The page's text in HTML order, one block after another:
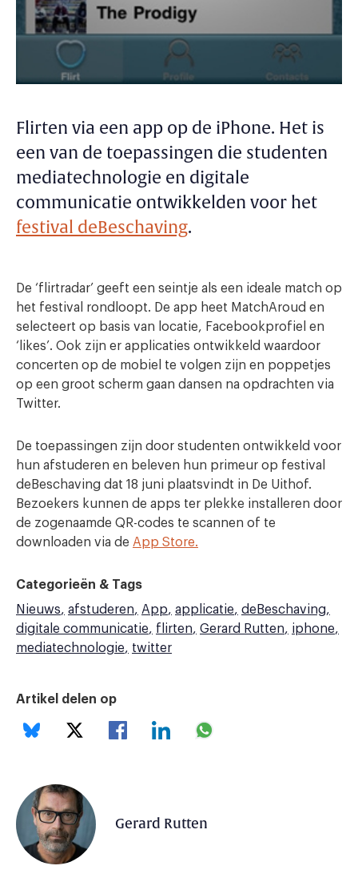
Flirten via een app op de iPhone. Het is
een van de toepassingen die studenten
mediatechnologie en digitale
communicatie ontwikkelden voor het
festival deBeschaving.
De ‘flirtradar’ geeft een seintje als een ideale match op
het festival rondloopt. De app heet MatchAroud en
selecteert op basis van locatie, Facebookprofiel en
‘likes’. Ook zijn er applicaties ontwikkeld waardoor
concerten op de mobiel te volgen zijn en poppetjes
op een groot scherm gaan dansen na opdrachten via
Twitter.
De toepassingen zijn door studenten ontwikkeld voor
hun afstuderen en beleven hun primeur op festival
deBeschaving dat 18 juni plaatsvindt in De Uithof.
Bezoekers kunnen de apps ter plekke installeren door
de zogenaamde QR-codes te scannen of te
downloaden via de App Store.
Categorieën & Tags
Nieuws
afstuderen App applicatie
deBeschaving
digitale communicatie
flirten Gerard Rutten
iphone
mediatechnologie
twitter
Artikel delen op
Gerard Rutten